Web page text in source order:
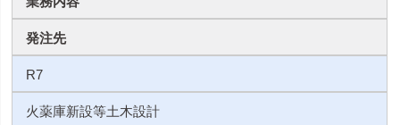
発注先
R7
火薬庫新設等土木設計